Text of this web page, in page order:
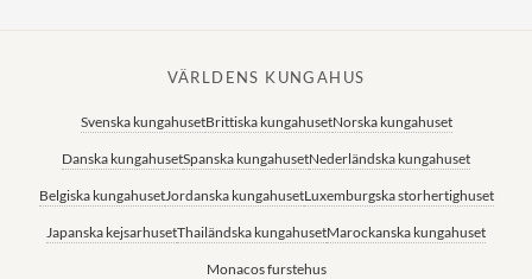
VÄRLDENS KUNGAHUS
Svenska kungahusetBrittiska kungahusetNorska kungahuset
Danska kungahusetSpanska kungahusetNederländska kungahuset
Belgiska kungahusetJordanska kungahusetLuxemburgska storhertighuset
Japanska kejsarhusetThailändska kungahusetMarockanska kungahuset
Monacos furstehus